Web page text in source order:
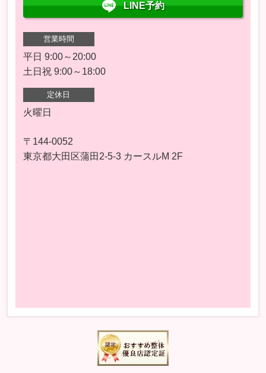
LINE予約
営業時間
平日 9:00～20:00
土日祝 9:00～18:00
定休日
火曜日
〒144-0052
東京都大田区蒲田2-5-3 カースルM 2F